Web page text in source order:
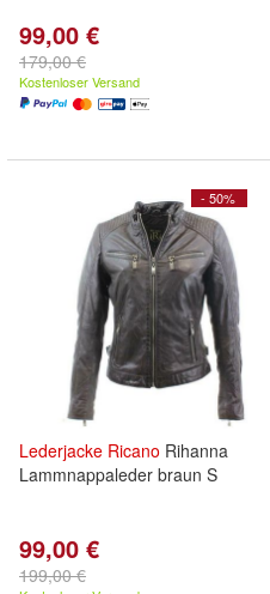
99,00 €
179,00 €
Kostenloser Versand
- 50%
Lederjacke Ricano Rihanna
Lammnappaleder braun S
99,00 €
199,00 €